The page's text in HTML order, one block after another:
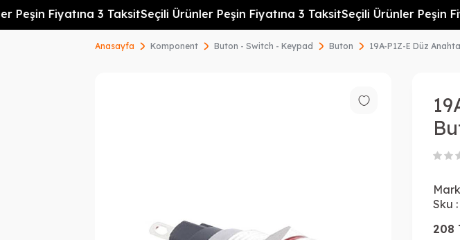
Peşin Fiyatına 3 TaksitSeçili Ürünler Peşin Fiyatına 3 TaksitSeçili Ürünler Peşin
Anasayfa Komponent Buton - Switch - Keypad Buton 19A-P1Z-E Düz
Sku :
208